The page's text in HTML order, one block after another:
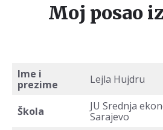
Moj posao
Ime i
prezime
Lejla Hujdru
Škola
JU Srednja
Sarajevo